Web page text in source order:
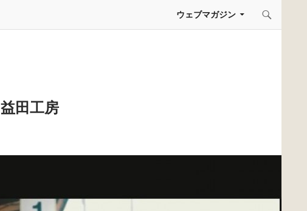
ウェブマガジン
益田工房